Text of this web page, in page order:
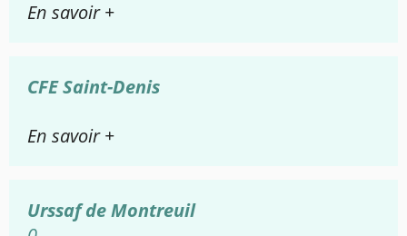
En savoir +
CFE Saint-Denis
En savoir +
Urssaf de Montreuil